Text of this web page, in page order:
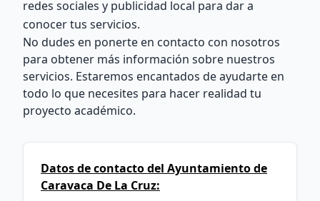
redes sociales y publicidad local para dar a
conocer tus servicios.
No dudes en ponerte en contacto con nosotros
para obtener más información sobre nuestros
servicios. Estaremos encantados de ayudarte en
todo lo que necesites para hacer realidad tu
proyecto académico.
Datos de contacto del Ayuntamiento de
Caravaca De La Cruz: